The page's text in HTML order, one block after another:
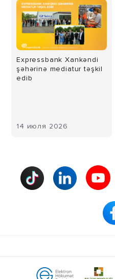
Expressbank Xankəndi
şəhərinə mediatur təşkil
edib
14 июля 2026